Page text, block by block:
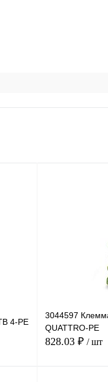
4-PE
3044597
QUATTRO-PE
828.03 ₽ / шт